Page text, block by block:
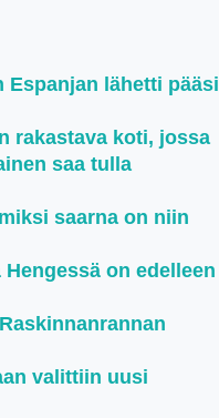
lähetti pääsi
rakastava koti, jossa
saa tulla
saarna on niin
on edelleen
valittiin uusi